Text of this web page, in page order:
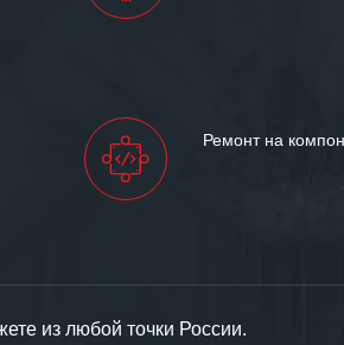
Ремонт на
из любой точки России.